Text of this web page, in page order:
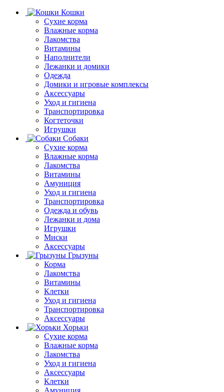
Кошки
Сухие корма
Влажные корма
Лакомства
Витамины
Наполнители
Лежанки и домики
Одежда
Домики и игровые комплексы
Аксессуары
Уход и гигиена
Транспортировка
Когтеточки
Игрушки
Собаки
Сухие корма
Влажные корма
Лакомства
Витамины
Амуниция
Уход и гигиена
Транспортировка
Одежда и обувь
Лежанки и дома
Игрушки
Миски
Аксессуары
Грызуны
Корма
Лакомства
Витамины
Клетки
Уход и гигиена
Транспортировка
Аксессуары
Хорьки
Сухие корма
Влажные корма
Лакомства
Уход и гигиена
Аксессуары
Клетки
Амуниция